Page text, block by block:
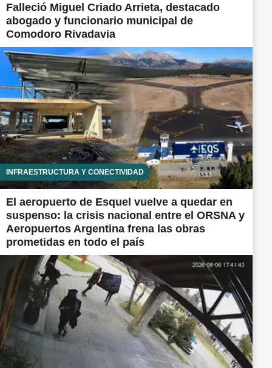
Falleció Miguel Criado Arrieta, destacado
abogado y funcionario municipal de
Comodoro Rivadavia
INFRAESTRUCTURA Y CONECTIVIDAD
El aeropuerto de Esquel vuelve a quedar en
suspenso: la crisis nacional entre el ORSNA y
Aeropuertos Argentina frena las obras
prometidas en todo el país